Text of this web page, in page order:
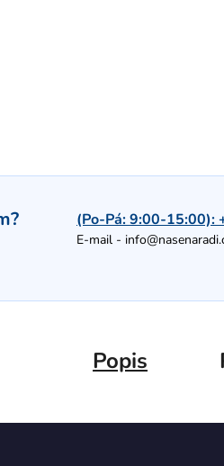
(Po-Pá: 9:00-15:00):
E-mail -
Popis